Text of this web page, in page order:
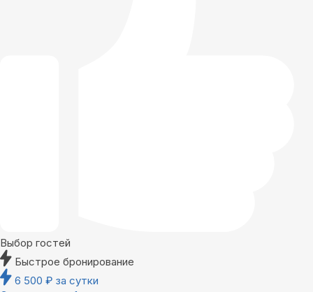
Выбор гостей
Быстрое бронирование
6 500 ₽ за сутки